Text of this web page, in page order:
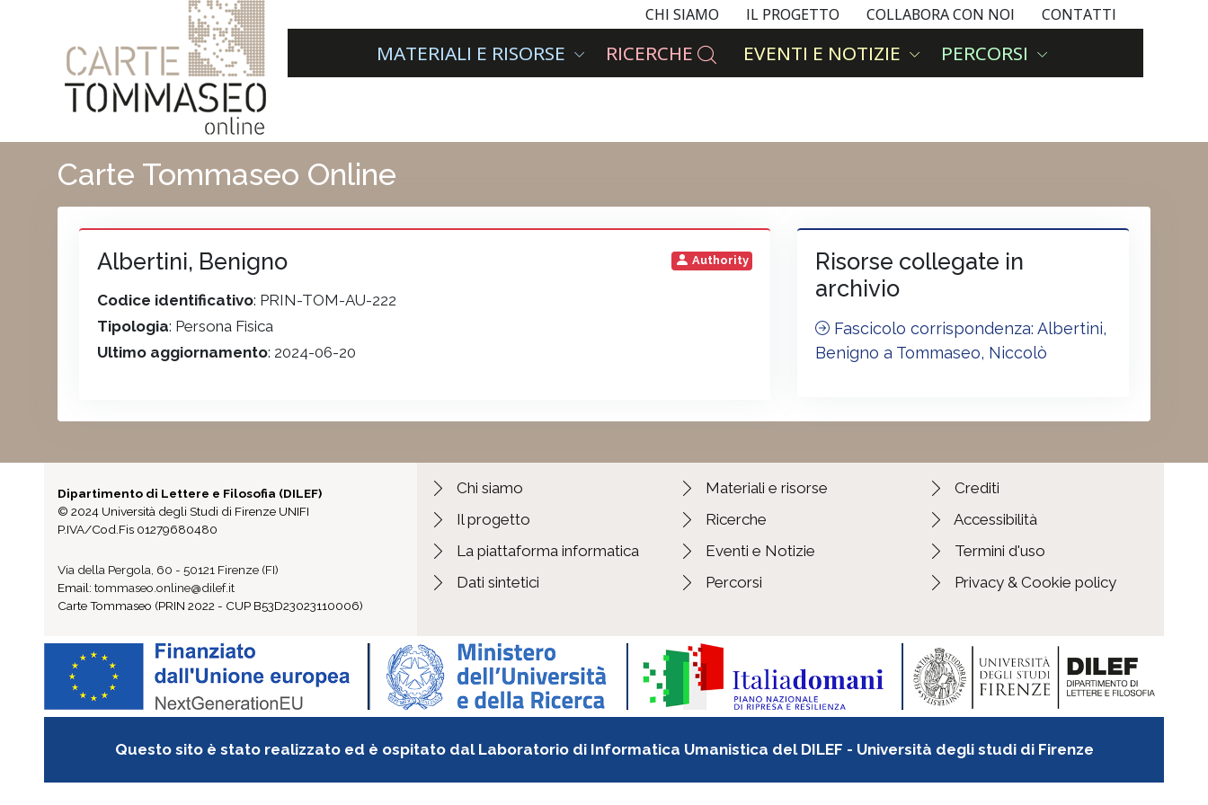
CHI SIAMO IL PROGETTO COLLABORA CON NOI CONTATTI
MATERIALI E RISORSE RICERCHE EVENTI E NOTIZIE PERCORSI
Carte Tommaseo Online
Albertini, Benigno Authority
Codice identificativo: PRIN-TOM-AU-222
Tipologia: Persona Fisica
Ultimo aggiornamento: 2024-06-20
Risorse collegate in
archivio
Fascicolo corrispondenza: Albertini,
Benigno a Tommaseo, Niccolò
Dipartimento di Lettere e Filosofia (DILEF)
© 2024 Università degli Studi di Firenze UNIFI
P.IVA/Cod.Fis 01279680480
Via della Pergola, 60 - 50121 Firenze (FI)
Email: tommaseo.online@dilef.it
Carte Tommaseo (PRIN 2022 - CUP B53D23023110006)
Chi siamo
Il progetto
La piattaforma informatica
Dati sintetici
Materiali e risorse
Ricerche
Eventi e Notizie
Percorsi
Crediti
Accessibilità
Termini d'uso
Privacy & Cookie policy
Questo sito è stato realizzato ed è ospitato dal Laboratorio di Informatica Umanistica del DILEF - Università degli studi di Firenze